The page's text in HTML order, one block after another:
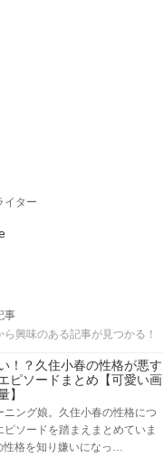
イター
事
興味のある記事が見つかる！
！？久住小春の性格が悪す
ピソードまとめ【可愛い画
】
ニング娘。久住小春の性格につ
ピソードを踏まえまとめていま
性格を知り嫌いになっ…